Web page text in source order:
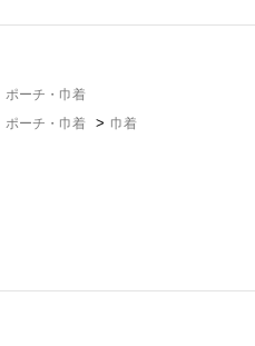
ポーチ・巾着
ポーチ・巾着 > 巾着